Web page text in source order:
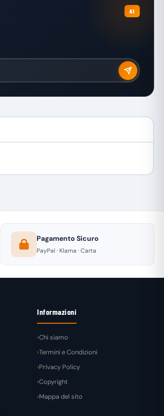
AI
Pagamento Sicuro
PayPal · Klarna · Carta
Informazioni
Chi siamo
Termini e Condizioni
Privacy Policy
Copyright
Mappa del sito